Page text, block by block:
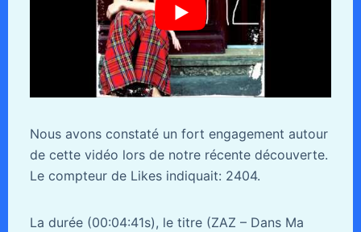
Nous avons constaté un fort engagement autour
de cette vidéo lors de notre récente découverte.
Le compteur de Likes indiquait: 2404.
La durée (00:04:41s), le titre (ZAZ – Dans Ma